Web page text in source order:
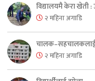
विद्यालयमै केरा खेती :
२ महिना अगाडि
चालक–सहचालकलाई
२ महिना अगाडि